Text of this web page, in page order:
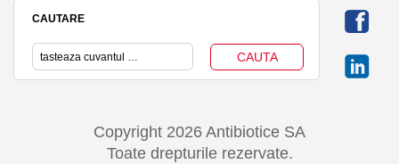
CAUTARE
Copyright 2026 Antibiotice SA
Toate drepturile rezervate.